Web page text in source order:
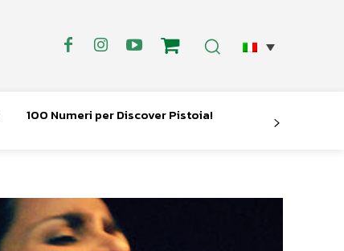
100 Numeri per Discover Pistoia!